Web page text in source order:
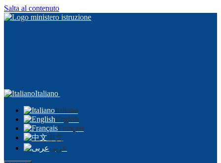
Salta al contenuto
Italiano
Italiano
English
Français
中文
عربى